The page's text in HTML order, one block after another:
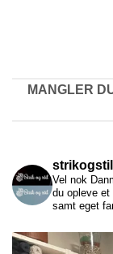
MANGLER
strikogstil
Vel nok
du opleve
samt eget